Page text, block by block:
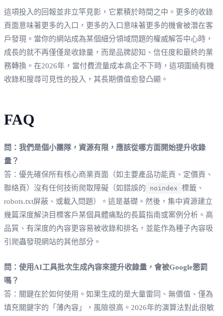
這項投入的回報並非立竿見影，它累積於時間之中。更多的收錄
頁面意味著更多的入口，更多的入口意味著更多的機會被潛在客
戶發現。當你的網站成為某個細分領域問題的權威解答中心時，
成長的就不再僅僅是收錄量，而是品牌認知、信任度和最終的業
務轉換。在2026年，當付費流量成本高企不下時，這項圍繞有機
收錄和搜尋可見性的投入，其長期價值愈發凸顯。
FAQ
問：我們是個小團隊，資源有限，應該從哪方面開始提升收錄
量？
答：優先確保所有核心商業頁面（如主要產品功能頁、定價頁、
聯絡頁）沒有任何技術爬取障礙（如錯誤的
noindex 標籤、
robots.txt屏蔽、或載入問題）。這是基礎。然後，集中資源建立
幾篇深度解決目標客戶某個具體痛點的長篇指南或案例分析。高
品質、有深度的內容更容易被收錄和排名，並能作為種子內容吸
引爬蟲發現網站的其他部分。
問：使用AI工具批次生成內容來提升收錄量，會被Google懲罰
嗎？
答：關鍵在於如何使用。如果生成的是大量雷同、無價值、僅為
填充關鍵字的「薄內容」，風險很高。2026年的演算法對此很敏